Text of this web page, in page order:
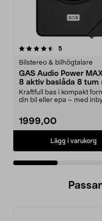
5recensioner
Bilstereo & bilhögtalare
GAS Audio Power
8 aktiv baslåda 8 tum
Kraftfull bas i kompakt
din bil eller epa – med
1999,00
Lägg i varukorg
4.0 av 5 stjärnor